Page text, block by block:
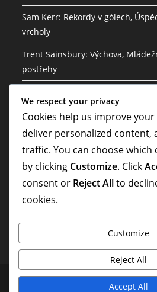
Sam Kerr: Rekordy v gólech,
vrcholy
Trent Sainsbury: Výchova,
postřehy
zkušenosti
Lucas Neill: Vedení v národním
mistrovství světa, příspěvky
Riley McGree: Rodinné zázemí,
příběh
Obchodní podmínky Předvolby
Vaše soukromí
We respect your privacy
Cookies help us improve
deliver personalized content,
traffic. You can choose which
by clicking Customize. Click
consent or Reject Allto
cookies.
Customize
Reject All
Accept All